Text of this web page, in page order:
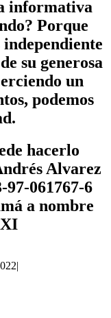
informativa
Porque
su generosa
un
podemos
hacerlo
Alvarez
97-061767-6
a nombre
|